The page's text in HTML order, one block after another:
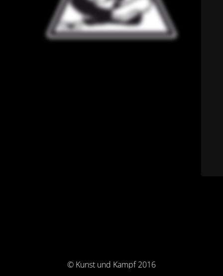
© Kunst und Kampf 2016